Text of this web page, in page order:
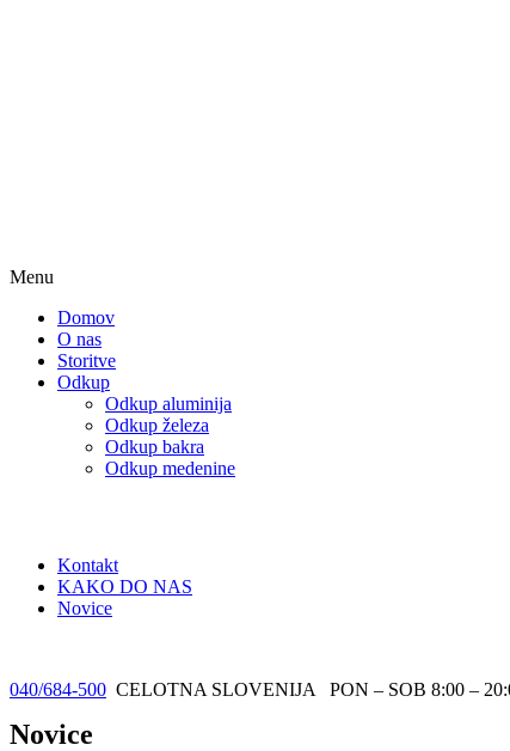
Menu
Domov
O nas
Storitve
Odkup
Odkup aluminija
Odkup železa
Odkup bakra
Odkup medenine
Kontakt
KAKO DO NAS
Novice
040/684-500 CELOTNA SLOVENIJA PON – SOB 8:00 –
Novice